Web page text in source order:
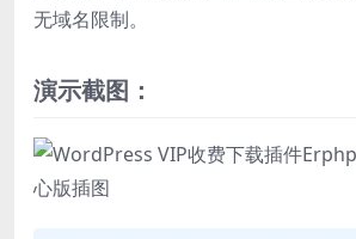
无域名限制。
演示截图：